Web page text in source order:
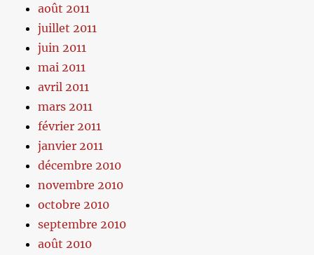
août 2011
juillet 2011
juin 2011
mai 2011
avril 2011
mars 2011
février 2011
janvier 2011
décembre 2010
novembre 2010
octobre 2010
septembre 2010
août 2010